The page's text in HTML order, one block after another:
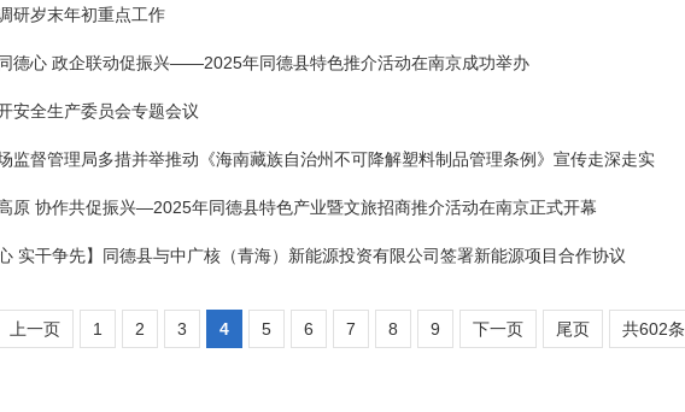
研岁末年初重点工作
德心 政企联动促振兴——2025年同德县特色推介活动在南京成功举办
安全生产委员会专题会议
监督管理局多措并举推动《海南藏族自治州不可降解塑料制品管理条例》宣传走深走实
原 协作共促振兴—2025年同德县特色产业暨文旅招商推介活动在南京正式开幕
心 实干争先】同德县与中广核（青海）新能源投资有限公司签署新能源项目合作协议
上一页 1 2 3 4 5 6 7 8 9 下一页 尾页 共602